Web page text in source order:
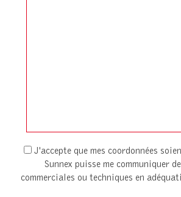
J'accepte que mes coordonnées
Sunnex puisse me communiquer
commerciales ou techniques en